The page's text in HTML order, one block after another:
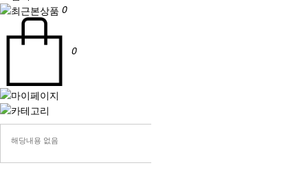
0
0
해당내용 없음